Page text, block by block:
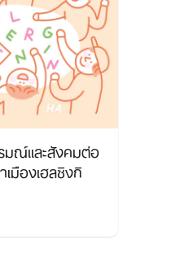
ณ์และสังคมต่อ
มืองเฮลซิงกิ